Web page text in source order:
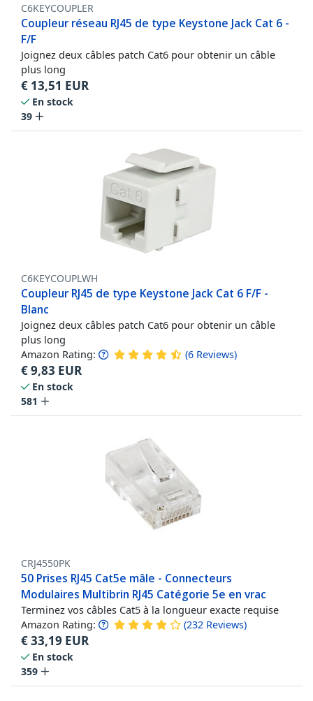
C6KEYCOUPLER
Coupleur réseau RJ45 de type Keystone Jack Cat 6 -
F/F
Joignez deux câbles patch Cat6 pour obtenir un câble
plus long
€ 13,51 EUR
En stock
39
C6KEYCOUPLWH
Coupleur RJ45 de type Keystone Jack Cat 6 F/F -
Blanc
Joignez deux câbles patch Cat6 pour obtenir un câble
plus long
Amazon Rating: (6 Reviews)
€9,83 EUR
En stock
581
CRJ4550PK
50 Prises RJ45 Cat5e mâle - Connecteurs
Modulaires Multibrin RJ45 Catégorie 5e en vrac
Terminez vos câbles Cat5 à la longueur exacte requise
Amazon Rating: (232 Reviews)
€33,19 EUR
En stock
359